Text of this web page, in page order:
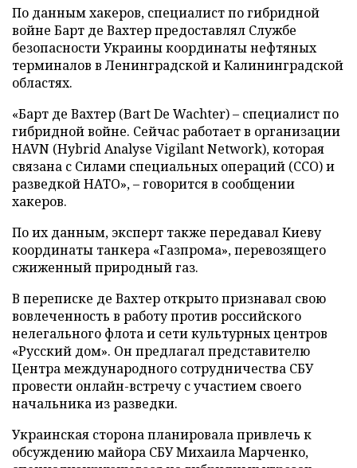
По данным хакеров, специалист по гибридной
войне Барт де Вахтер предоставлял Службе
безопасности Украины координаты нефтяных
терминалов в Ленинградской и Калининградской
областях.
«Барт де Вахтер (Bart De Wachter) – специалист по
гибридной войне. Сейчас работает в организации
HAVN (Hybrid Analyse Vigilant Network), которая
связана с Силами специальных операций (ССО) и
разведкой НАТО», – говорится в сообщении
хакеров.
По их данным, эксперт также передавал Киеву
координаты танкера «Газпрома», перевозящего
сжиженный природный газ.
В переписке де Вахтер открыто признавал свою
вовлеченность в работу против российского
нелегального флота и сети культурных центров
«Русский дом». Он предлагал представителю
Центра международного сотрудничества СБУ
провести онлайн-встречу с участием своего
начальника из разведки.
Украинская сторона планировала привлечь к
обсуждению майора СБУ Михаила Марченко,